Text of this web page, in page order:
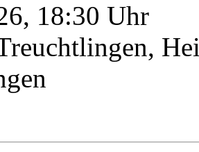
18:30 Uhr